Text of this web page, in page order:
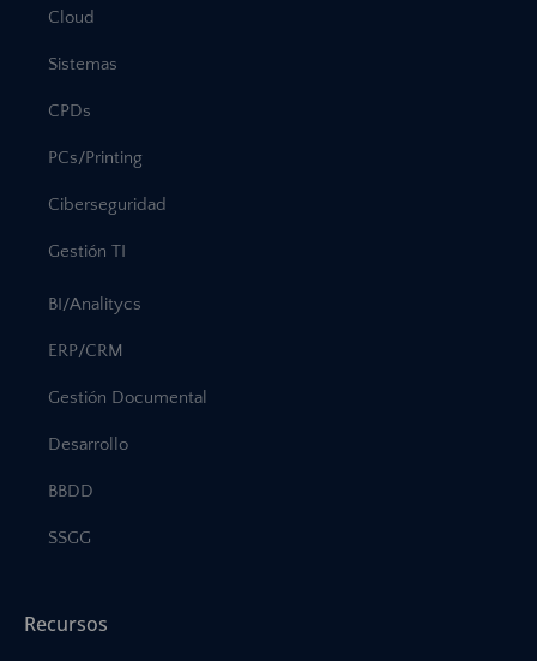
Cloud
Sistemas
CPDs
PCs/Printing
Ciberseguridad
Gestión TI
BI/Analitycs
ERP/CRM
Gestión Documental
Desarrollo
BBDD
SSGG
Recursos